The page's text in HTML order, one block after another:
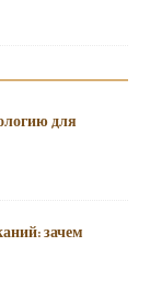
для
зачем